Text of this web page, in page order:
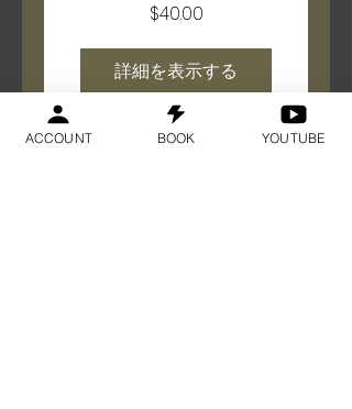
$40.00
詳細を表示する
ACCOUNT BOOK YOUTUBE